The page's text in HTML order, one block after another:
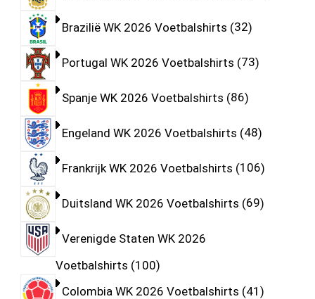
Brazilië WK 2026 Voetbalshirts 32
Portugal WK 2026 Voetbalshirts 73
Spanje WK 2026 Voetbalshirts 86
Engeland WK 2026 Voetbalshirts 48
Frankrijk WK 2026 Voetbalshirts 106
Duitsland WK 2026 Voetbalshirts 69
Verenigde Staten WK 2026
Voetbalshirts 100
Colombia WK 2026 Voetbalshirts 41